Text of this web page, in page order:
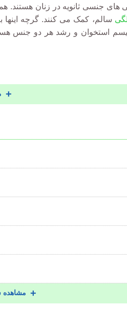
جنسی ثانویه در زنان هستند.
سالم، کمک می کنند. گرچه اینها
استخوان و رشد هر دو جنس
مشاهده